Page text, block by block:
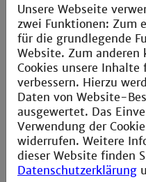
Your
application
deadline
@department
the
Unsere Webseite
zwei Funktionen: Zum
für die grundlegende
Website. Zum
Cookies unsere
verbessern. Hierzu
Daten von Website-
ausgewertet. Das
Verwendung der
widerrufen. Weitere
dieser Website finden
Datenschutzerklärung